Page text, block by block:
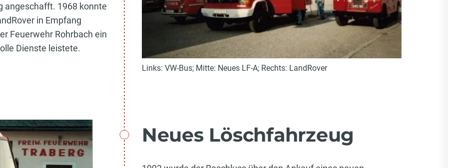
Links: VW-Bus; Mitte: Neues LF-A; Rechts: LandRover
angeschafft. 1968 konnte
in Empfang
Feuerwehr Rohrbach ein
Dienste leistete.
Neues Löschfahrzeug